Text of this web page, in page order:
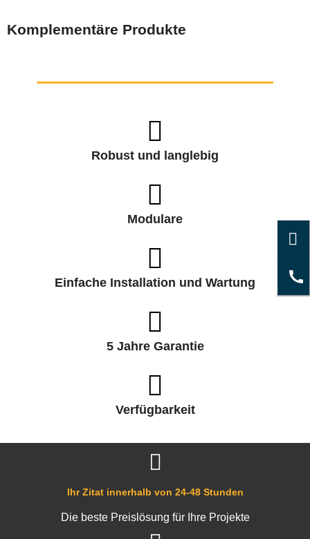
Komplementäre Produkte
Robust und langlebig
Modulare
Einfache Installation und Wartung
5 Jahre Garantie
Verfügbarkeit
Ihr Zitat innerhalb von 24-48 Stunden
Die beste Preislösung für Ihre Projekte